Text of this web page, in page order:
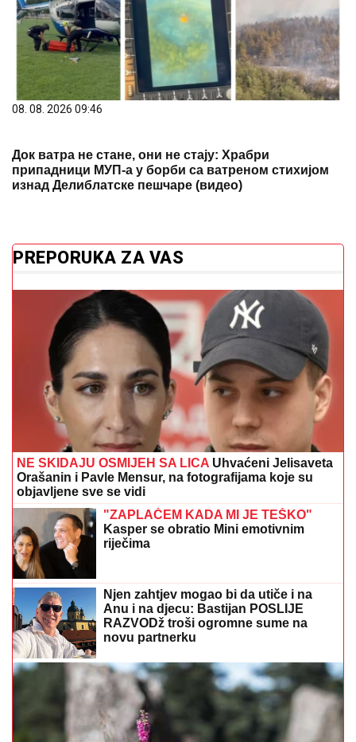
08. 08. 2026 09:46
Док ватра не стане, они не стају: Храбри
припадници МУП-а у борби са ватреном стихијом
изнад Делиблатске пешчаре (видео)
PREPORUKA ZA VAS
NE SKIDAJU OSMIJEH SA LICA Uhvaćeni Jelisaveta
Orašanin i Pavle Mensur, na fotografijama koje su
objavljene sve se vidi
"ZAPLAČEM KADA MI JE TEŠKO"
Kasper se obratio Mini emotivnim
riječima
Njen zahtjev mogao bi da utiče i na
Anu i na djecu: Bastijan POSLIJE
RAZVODž troši ogromne sume na
novu partnerku